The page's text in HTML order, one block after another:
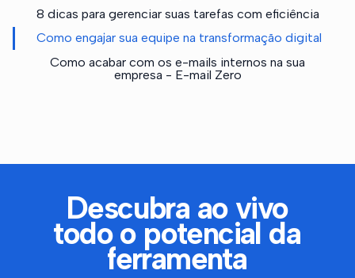
8 dicas para gerenciar suas tarefas com eficiência
Como engajar sua equipe na transformação digital
Como acabar com os e-mails internos na sua
empresa - E-mail Zero
Descubra ao vivo
todo o potencial da
ferramenta